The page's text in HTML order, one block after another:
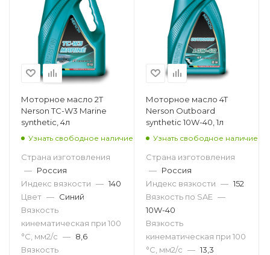
Моторное масло 2T
Nerson TC-W3 Marine
synthetic, 4л
Узнать свободное наличие
Страна изготовления
— Россия
Индекс вязкости — 140
Цвет — Синий
Вязкость
кинематическая при 100
°С, мм2/с — 8,6
Вязкость
Моторное масло 4T
Nerson Outboard
synthetic 10W-40, 1л
Узнать свободное наличие
Страна изготовления
— Россия
Индекс вязкости — 152
Вязкость по SAE —
10W-40
Вязкость
кинематическая при 100
°С, мм2/с — 13,3